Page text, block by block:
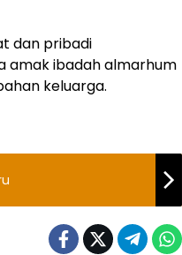
dan pribadi
amak ibadah almarhum
keluarga.